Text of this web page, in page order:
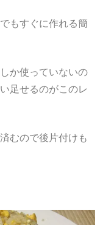
もすぐに作れる簡
か使っていないの
足せるのがこのレ
むので後片付けも